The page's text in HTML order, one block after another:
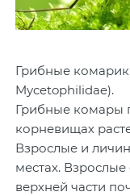
Грибные
Mycetophilidae).
Грибные комары
корневищах
Взрослые и
местах.
верхней части